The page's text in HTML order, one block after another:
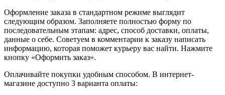
Оформление заказа в стандартном режиме выглядит
следующим образом. Заполняете полностью форму по
последовательным этапам: адрес, способ доставки, оплаты,
данные о себе. Советуем в комментарии к заказу написать
информацию, которая поможет курьеру вас найти. Нажмите
кнопку «Оформить заказ».
Оплачивайте покупки удобным способом. В интернет-
магазине доступно 3 варианта оплаты: